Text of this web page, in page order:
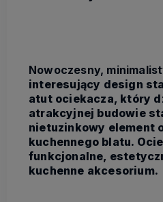
Nowoczesny,
interesujący design
atut ociekacza, który
atrakcyjnej budowie
nietuzinkowy element
kuchennego blatu.
funkcjonalne,
kuchenne akcesorium.